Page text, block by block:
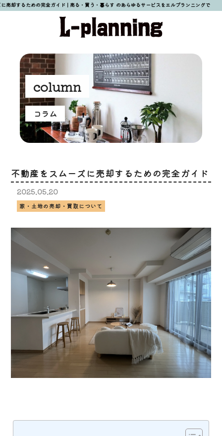
売却するための完全ガイド | 売る・買う・暮らす のあらゆるサービスをエルプランニングで
column
コラム
不動産をスムーズに売却するための完全ガイド
2025.05.20
家・土地の売却・買取について